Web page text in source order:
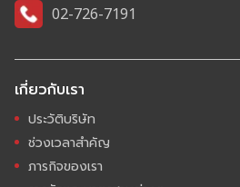
02-726-7191
เกี่ยวกับเรา
ประวัติบริษัท
ช่วงเวลาสำคัญ
ภารกิจของเรา